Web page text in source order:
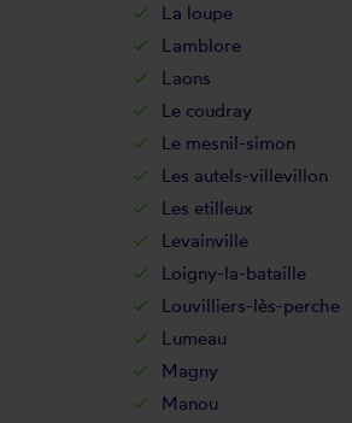
La loupe
Lamblore
Laons
Le coudray
Le mesnil-simon
Les autels-villevillon
Les etilleux
Levainville
Loigny-la-bataille
Louvilliers-lès-perche
Lumeau
Magny
Manou